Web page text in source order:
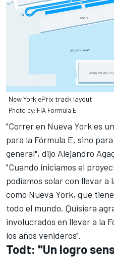
New York ePrix track layout
Photo by: FIA Formula E
"Correr en Nueva York es
para la Fórmula E, sino
general", dijo Alejandro
"Cuando iniciamos el
podíamos solar con llevar a
como Nueva York, que
todo el mundo. Quisiera
involucrados en llevar a la
los años venideros".
Todt: "Un logro